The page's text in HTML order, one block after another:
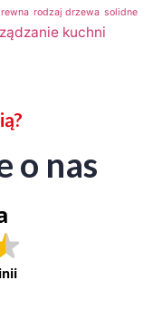
rodzaj drzewa solidne
kuchni
o nas